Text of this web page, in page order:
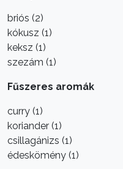
briós (2)
kókusz (1)
keksz (1)
szezám (1)
Fűszeres aromák
curry (1)
koriander (1)
csillagánizs (1)
édeskömény (1)